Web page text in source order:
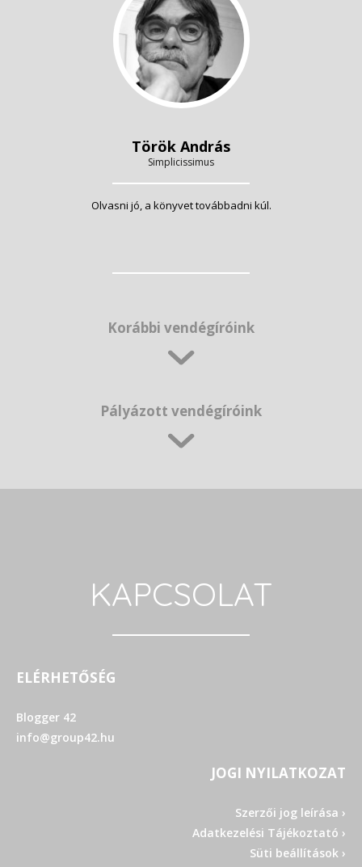
Török András
Simplicissimus
Olvasni jó, a könyvet továbbadni kúl.
Korábbi vendégíróink
Pályázott vendégíróink
KAPCSOLAT
ELÉRHETŐSÉG
Blogger 42
info@group42.hu
JOGI NYILATKOZAT
Szerzői jog leírása ›
Adatkezelési Tájékoztató ›
Süti beállítások ›